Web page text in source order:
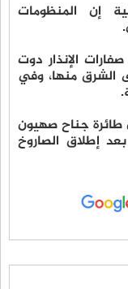
إن المنظومات
الإنذار دوت
الشرق منها، وفي
طائرة جناح صهيون
إطلاق الصاروخ